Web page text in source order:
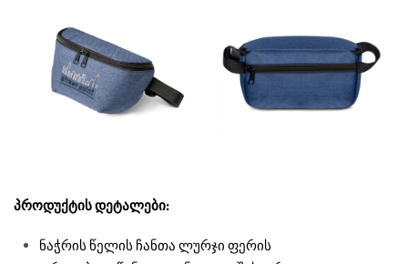
პროდუქტის დეტალები:
ნაჭრის წელის ჩანთა ლურჯი ფერის